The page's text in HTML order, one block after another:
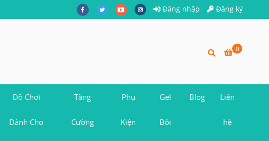
Đăng nhập Đăng ký
0
Đồ Chơi
Dành Cho
Tăng
Cường
Phụ
Kiện
Gel
Bôi
Blog Liên
hệ